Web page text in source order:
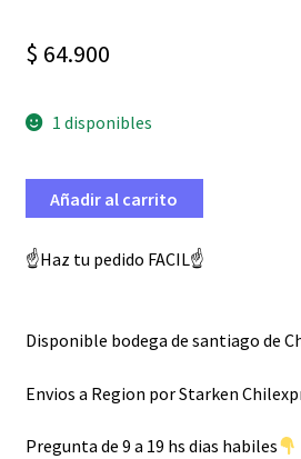
$ 64.900
1 disponibles
Añadir al carrito
☝️Haz tu pedido FACIL☝️
Disponible bodega de santiago de
Envios a Region por Starken
Pregunta de 9 a 19 hs dias habiles